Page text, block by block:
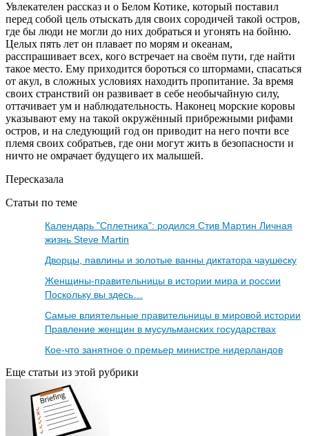
Увлекателен рассказ и о Белом Котике, который поставил
перед собой цель отыскать для своих сородичей такой остров,
где бы люди не могли до них добраться и угонять на бойню.
Целых пять лет он плавает по морям и океанам,
расспрашивает всех, кого встречает на своём пути, где найти
такое место. Ему приходится бороться со штормами, спасаться
от акул, в сложных условиях находить пропитание. За время
своих странствий он развивает в себе необычайную силу,
оттачивает ум и наблюдательность. Наконец морские коровы
указывают ему на такой окружённый прибрежными рифами
остров, и на следующий год он приводит на него почти все
племя своих собратьев, где они могут жить в безопасности и
ничто не омрачает будущего их малышей.
Пересказала
Статьи по теме
Календарь "Сплетника": родился Стив Мартин Личная
жизнь Steve Martin
Дворцы, павлины и золотые ванны диктатора чаушеску
Женщины-правительницы в истории мира и россии
Поскольку вы здесь…
Самые влиятельные правительницы в мировой истории
Правление женщин в мусульманских государствах
Кое-что занятное о премьер министре нидерландов
Еще статьи из этой рубрики